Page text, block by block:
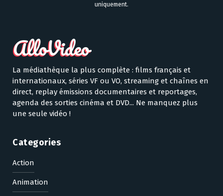
uniquement.
La médiathèque la plus complète : films français et
internationaux, séries VF ou VO, streaming et chaînes en
direct, replay émissions documentaires et reportages,
agenda des sorties cinéma et DVD... Ne manquez plus
une seule vidéo !
Categories
Action
Animation